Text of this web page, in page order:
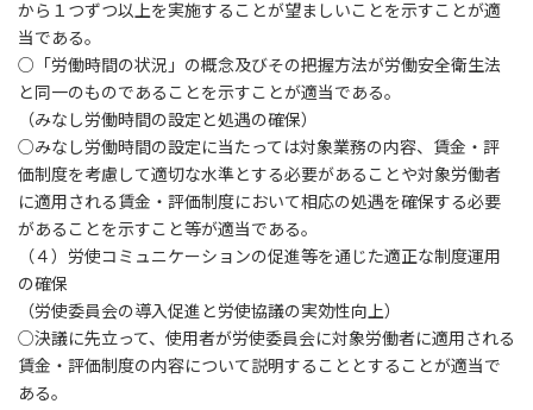
から１つずつ以上を実施することが望ましいことを示すことが適
当である。
○「労働時間の状況」の概念及びその把握方法が労働安全衛生法
と同一のものであることを示すことが適当である。
（みなし労働時間の設定と処遇の確保）
○みなし労働時間の設定に当たっては対象業務の内容、賃金・評
価制度を考慮して適切な水準とする必要があることや対象労働者
に適用される賃金・評価制度において相応の処遇を確保する必要
があることを示すこと等が適当である。
（４）労使コミュニケーションの促進等を通じた適正な制度運用
の確保
（労使委員会の導入促進と労使協議の実効性向上）
○決議に先立って、使用者が労使委員会に対象労働者に適用される
賃金・評価制度の内容について説明することとすることが適当で
ある。